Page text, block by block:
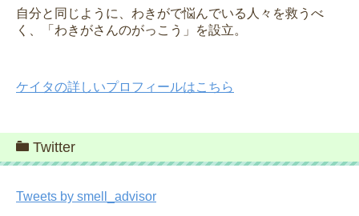
自分と同じように、わきがで悩んでいる人々を救うべ
く、「わきがさんのがっこう」を設立。
ケイタの詳しいプロフィールはこちら
Twitter
Tweets by smell_advisor